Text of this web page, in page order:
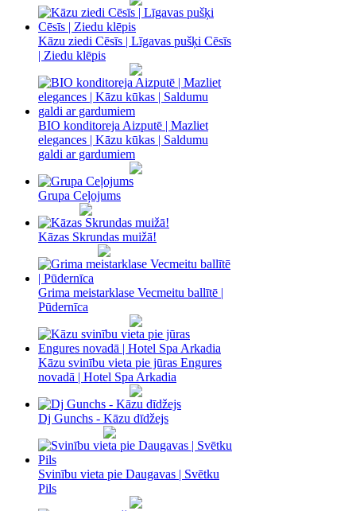
Kāzu ziedi Cēsīs | Līgavas pušķi Cēsīs
| Ziedu klēpis
BIO konditoreja Aizputē | Mazliet
elegances | Kāzu kūkas | Saldumu
galdi ar gardumiem
Grupa Ceļojums
Kāzas Skrundas muižā!
Grima meistarklase Vecmeitu ballītē |
Pūdernīca
Kāzu svinību vieta pie jūras Engures
novadā | Hotel Spa Arkadia
Dj Gunchs - Kāzu dīdžejs
Svinību vieta pie Daugavas | Svētku
Pils